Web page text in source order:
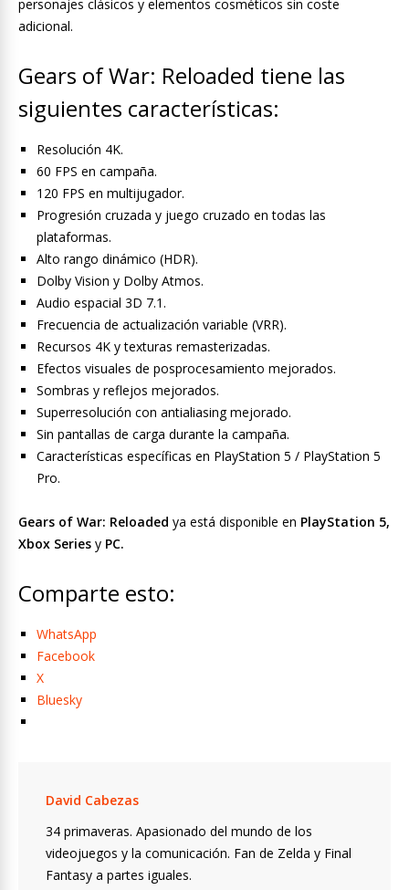
personajes clásicos y elementos cosméticos sin coste
adicional.
Gears of War: Reloaded tiene las
siguientes características:
Resolución 4K.
60 FPS en campaña.
120 FPS en multijugador.
Progresión cruzada y juego cruzado en todas las
plataformas.
Alto rango dinámico (HDR).
Dolby Vision y Dolby Atmos.
Audio espacial 3D 7.1.
Frecuencia de actualización variable (VRR).
Recursos 4K y texturas remasterizadas.
Efectos visuales de posprocesamiento mejorados.
Sombras y reflejos mejorados.
Superresolución con antialiasing mejorado.
Sin pantallas de carga durante la campaña.
Características específicas en PlayStation 5 / PlayStation 5
Pro.
Gears of War: Reloaded ya está disponible en PlayStation 5,
Xbox Series y PC.
Comparte esto:
WhatsApp
Facebook
X
Bluesky
David Cabezas
34 primaveras. Apasionado del mundo de los
videojuegos y la comunicación. Fan de Zelda y Final
Fantasy a partes iguales.